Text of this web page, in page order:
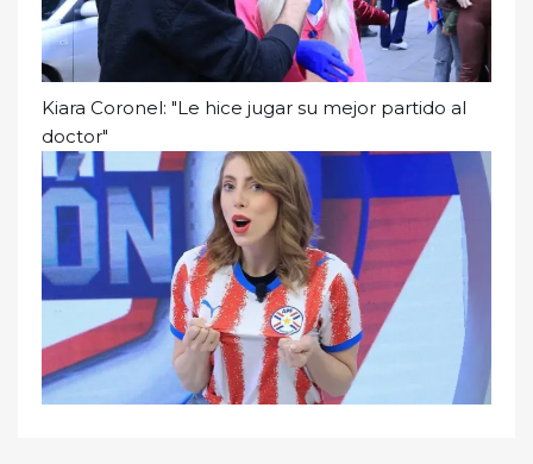
Kiara Coronel: "Le hice jugar su mejor partido al
doctor"